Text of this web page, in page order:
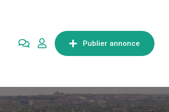
Publier annonce